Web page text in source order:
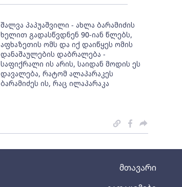
მთავარი
შალვა პაპუაშვილი - ახლა ბარამიძის
ხელით გადასწვდნენ 90-იან წლებს,
აფხაზეთის ომს და იქ დაიწყეს ომის
დანაშაულების დაბრალება -
საფიქრალი ის არის, საიდან მოდის ეს
დავალება, რატომ ალაპარაკეს
ბარამიძეს ის, რაც ილაპარაკა